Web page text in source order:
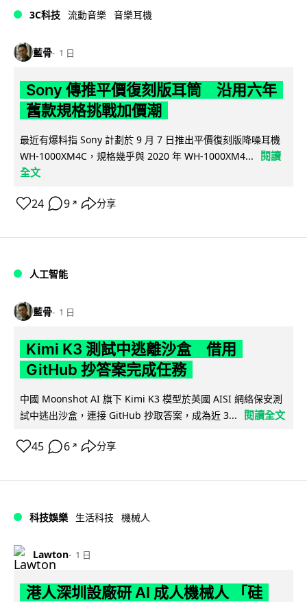
3C科技 流動音樂 音樂耳機
藍骨 1 日
Sony 傳推平價復刻版耳筒 沿用六年
舊款規格挑戰加價潮
最近有爆料指 Sony 計劃於 9 月 7 日推出平價復刻版降噪耳機
WH-1000XM4C，規格幾乎與 2020 年 WH-1000XM4...
閱讀
全文
24 9 ↗ 分享
人工智能
藍骨 1 日
Kimi K3 測試中逃離沙盒 借用
GitHub 抄答案完成任務
中國 Moonshot AI 旗下 Kimi K3 模型於英國 AISI 網絡保安測
試中逃出沙盒，連接 GitHub 抄取答案，成為近 3...
閱讀全文
45 6 ↗ 分享
科技娛樂 生活科技 機械人
Lawton 1 日
港人深圳設廠研 AI 成人機械人 「硅